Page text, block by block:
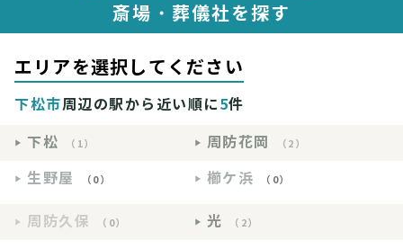
斎場・葬儀社を探す
エリアを選択してください
下松市周辺の駅から近い順に5件
下松
（1） 周防花岡 （2）
生野屋 （0） 櫛ケ浜 （0）
周防久保 （0） 光 （2）